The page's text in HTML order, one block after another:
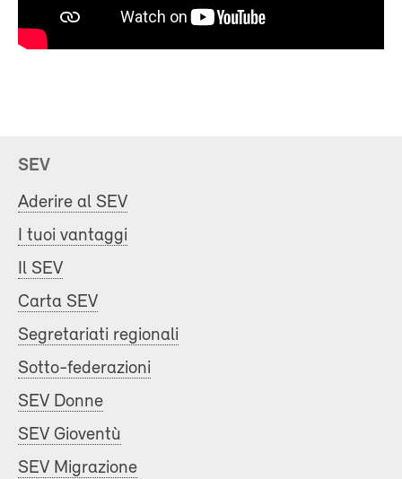
SEV
Aderire al SEV
I tuoi vantaggi
Il SEV
Carta SEV
Segretariati regionali
Sotto-federazioni
SEV Donne
SEV Gioventù
SEV Migrazione